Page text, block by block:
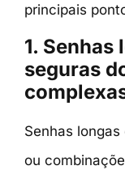
principais
1. Senhas
seguras
Senhas
ou